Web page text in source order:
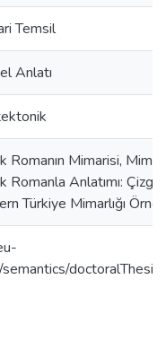
Temsil
Anlatı
Romanın Mimarisi,
Romanla Anlatımı:
Türkiye Mimarlığı
doctoralThesis